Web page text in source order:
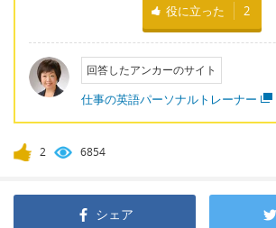
役に立った 2
回答したアンカーのサイト
仕事の英語パーソナルトレーナー
2 6854
シェア